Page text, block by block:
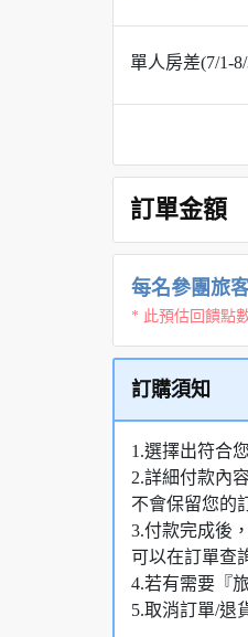
單人房差(7/1-
訂單金額
每名參團旅
* 此預估回饋點
訂購須知
1.選擇出符合
2.詳細付款內
不會保留您的
3.付款完成後
可以在訂單查
4.若有需要『
5.取消訂單/退